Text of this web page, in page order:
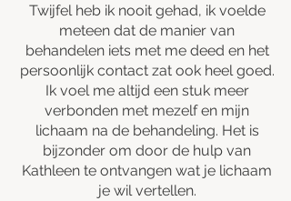
Twijfel heb ik nooit gehad, ik voelde
meteen dat de manier van
behandelen iets met me deed en het
persoonlijk contact zat ook heel goed.
Ik voel me altijd een stuk meer
verbonden met mezelf en mijn
lichaam na de behandeling. Het is
bijzonder om door de hulp van
Kathleen te ontvangen wat je lichaam
je wil vertellen.